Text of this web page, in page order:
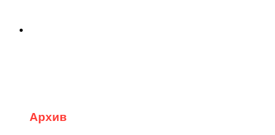
Архив